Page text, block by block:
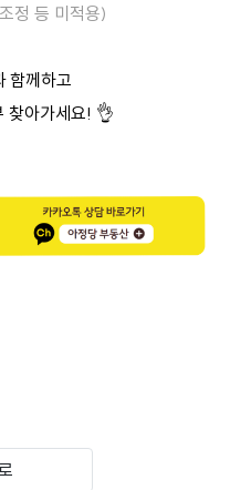
정 등 미적용)
함께하고
찾아가세요! 👌